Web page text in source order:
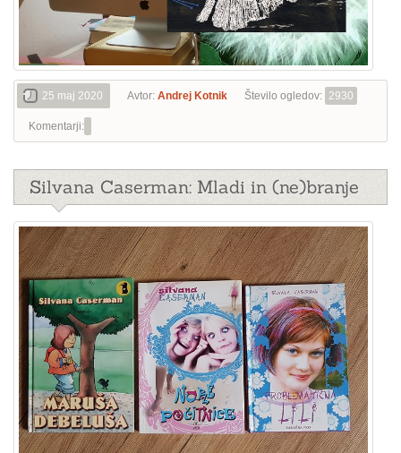
25 maj 2020 Avtor: Andrej Kotnik Število ogledov: 2930
Komentarji:
Silvana Caserman: Mladi in (ne)branje